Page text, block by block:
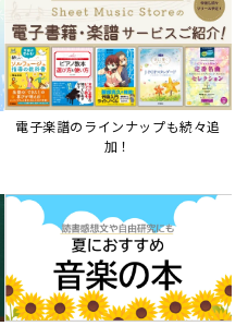
電子楽譜のラインナップも続々追
加！